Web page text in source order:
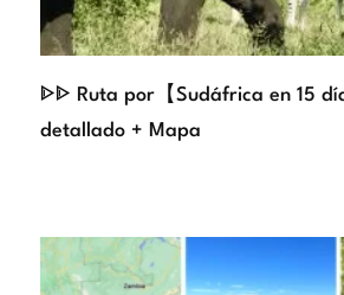
ᐈᐈ Ruta por【Sudáfrica en 15
detallado + Mapa